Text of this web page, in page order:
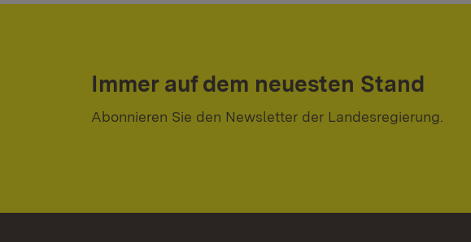
Immer auf dem neuesten Stand
Abonnieren Sie den Newsletter der Landesregierung.